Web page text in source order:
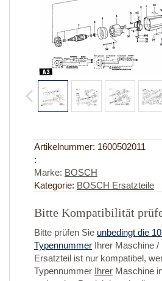
Artikelnummer: 1600502011
:
Marke: BOSCH
Kategorie: BOSCH Ersatzteile
Bitte Kompatibilität
Bitte prüfen Sie unbedingt die
Typennummer Ihrer Maschine
Ersatzteil ist nur kompatibel,
Typennummer Ihrer Maschine